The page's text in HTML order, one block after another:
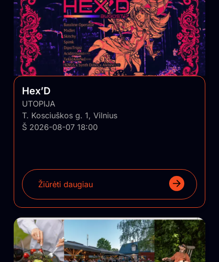
Hex’D
UTOPIJA
T. Kosciuškos g. 1, Vilnius
Š 2026-08-07 18:00
Žiūrėti daugiau